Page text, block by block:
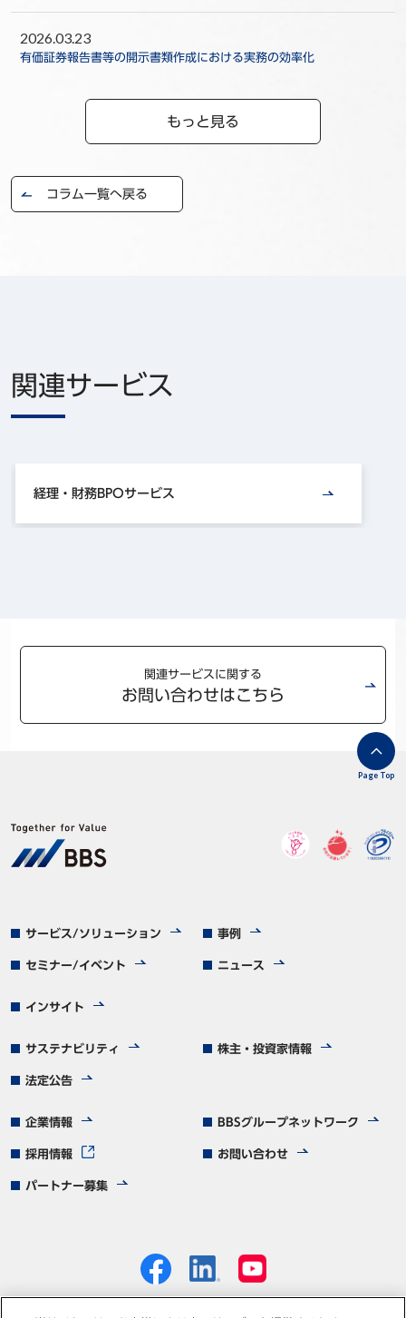
2026.03.23
有価証券報告書等の開示書類作成における実務の効率化
もっと見る
コラム一覧へ戻る
関連サービス
経理・財務BPOサービス
関連サービスに関する
お問い合わせはこちら
サービス/ソリューション 事例
セミナー/イベント ニュース
インサイト
サステナビリティ 株主・投資家情報
法定公告
企業情報 BBSグループネットワーク
採用情報 お問い合わせ
パートナー募集
Page Top